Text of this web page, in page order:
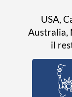
USA,
Australia,
il